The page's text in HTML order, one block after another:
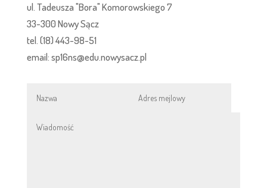
ul. Tadeusza "Bora" Komorowskiego 7
33-300 Nowy Sącz
tel. (18) 443-98-51
email: sp16ns@edu.nowysacz.pl